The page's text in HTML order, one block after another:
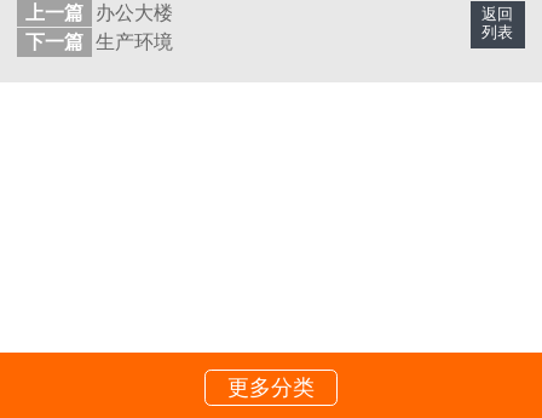
返回
列表
上一篇
办公大楼
下一篇 生产环境
更多分类